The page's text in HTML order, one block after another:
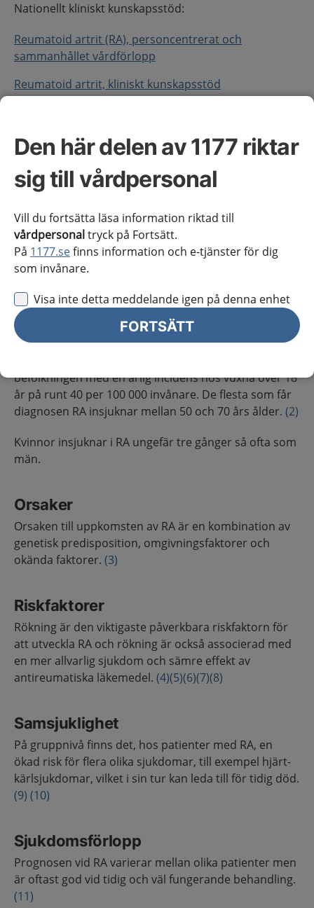
Den här delen av 1177 riktar
sig till vårdpersonal
Vill du fortsätta läsa information riktad till
vårdpersonaltryck på Fortsätt.
På 1177.sefinns information och e-tjänster för dig
som invånare.
Visa inte detta meddelande igen på denna enhet
FORTSÄTT
Nationellt kliniskt kunskapsstöd:
Reumatoid artrit (RA), personcentrerat och
sammanhållet vårdförlopp
Reumatoid artrit, kliniskt kunskapsstöd
Beskrivning av förkortningar i vårdförloppet:
Bilaga – Begreppslista förkortningar.pdf
Definition
Reumatoid artrit (RA) är en kronisk inflammatorisk
sjukdom.
Förekomst
befolkningen med en årlig incidens hos vuxna över 18
år på runt 40 per 100 000 invånare. De flesta som får
diagnosen RA insjuknar mellan 50 och 70 års ålder. (2)
Kvinnor insjuknar i RA ungefär tre gånger så ofta som
män.
Orsaker
Orsaken till uppkomsten av RA är en kombination av
genetisk predisposition, omgivningsfaktorer och
okända faktorer. (3)
Riskfaktorer
Rökning är den viktigaste påverkbara riskfaktorn för
att utveckla RA och rökning är också associerad med
en mer allvarlig sjukdom och sämre effekt av
antireumatiska läkemedel. (4)(5)(6)(7)(8)
Samsjuklighet
På gruppnivå finns det, hos patienter med RA, en
ökad risk för flera olika sjukdomar, till exempel hjärt-
kärlsjukdomar, vilket i sin tur kan leda till för tidig död.
(9) (10)
Sjukdomsförlopp
Prognosen vid RA varierar mellan olika patienter men
är oftast god vid tidig och väl fungerande behandling.
(11)